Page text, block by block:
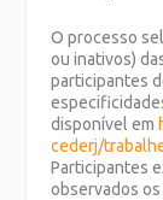
O processo
ou inativos)
participantes
disponível em
cederj/
Participantes
observados os